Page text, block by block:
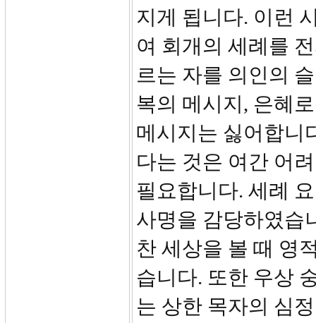
지게 됩니다. 이런
여 회개의 세례를
르는 자를 의인의
복의 메시지, 은혜
메시지는 싫어합니
다는 것은 여간 어
필요합니다. 세례
사명을 감당하였습
찬 세상을 볼 때 영
습니다. 또한 우상
는 상한 목자의 심